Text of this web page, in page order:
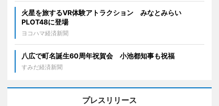
火星を旅するVR体験アトラクション みなとみらい
PLOT48に登場
ヨコハマ経済新聞
八広で町名誕生60周年祝賀会 小池都知事も祝福
すみだ経済新聞
プレスリリース